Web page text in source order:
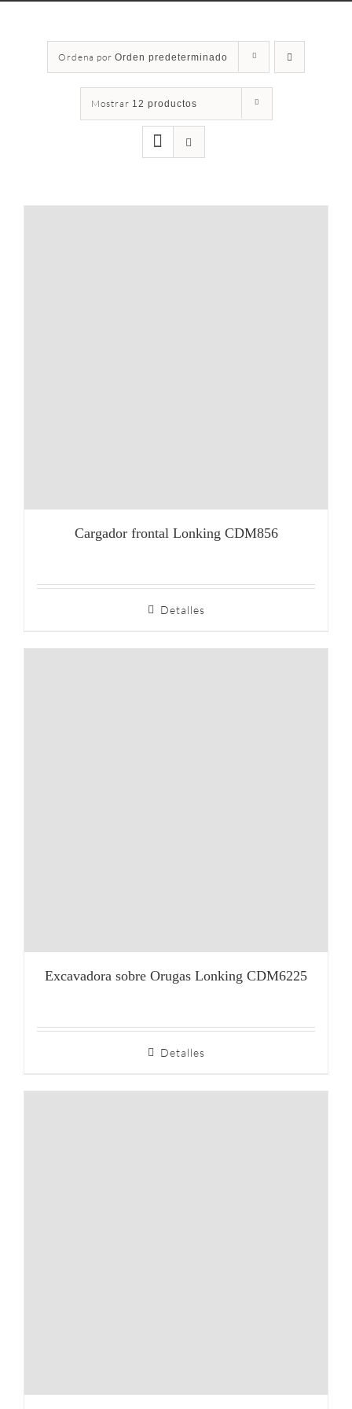
Ordena por Orden predeterminado
Mostrar 12 productos
Cargador frontal Lonking CDM856
Detalles
Excavadora sobre Orugas Lonking CDM6225
Detalles